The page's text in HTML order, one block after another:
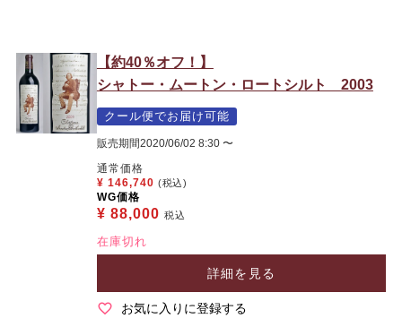
【約40％オフ！】
シャトー・ムートン・ロートシルト 2003
クール便でお届け可能
販売期間2020/06/02 8:30 〜
通常価格
¥ 146,740 (税込)
WG価格
¥ 88,000 税込
在庫切れ
詳細を見る
お気に入りに登録する